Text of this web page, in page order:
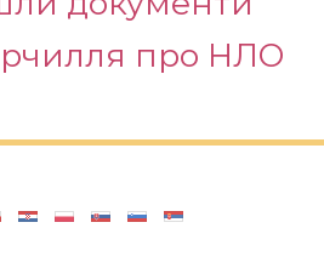
про НЛО